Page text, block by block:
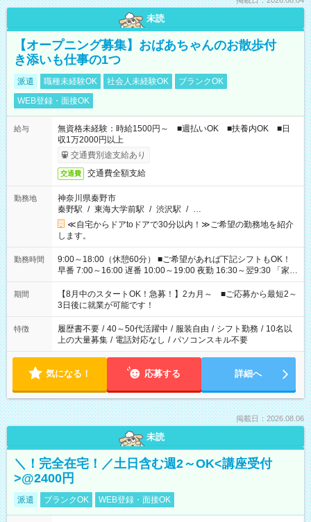
未読
【オープニング募集】おばあちゃんのお散歩付
き添いも仕事の1つ
派遣 職種未経験OK 社会人未経験OK
ブランクOK
WEB登録・面接OK
給与
無資格未経験：時給1500円～ ■週払いOK ■扶養内OK ■日
収1万2000円以上
交通費別途支給あり
交通費 交通費全額支給
勤務地
神奈川県秦野市
秦野駅 / 東海大学前駅 / 渋沢駅 / …
≪自宅からドアtoドアで30分以内！≫ご希望の勤務地を紹介
します。
勤務時間
9:00～18:00（休憩60分） ■ご希望があれば下記シフトもOK！
早番 7:00～16:00 遅番 10:00～19:00 夜勤 16:30～翌9:30 「家族
と休みを合わせたい」 「余裕を持って夕飯の準備がしたい」
「できれば残業はしたくない」 など、ご希望を教えてください
ね。 ※Wワーク希望の方へ 今ご覧のお仕事で希望する勤務時間
と、もう1つのお仕事の勤務時間。 合計で週40時間を超える場
合は応募できません。
期間
【8月中のスタートOK！急募！】2カ月～ ■ご応募から最短2～
3日後に就業が可能です！
特徴 履歴書不要 / 40～50代活躍中 / 服装自由 / シフト勤務 / 10名以
上の大量募集 / 電話対応なし / パソコンスキル不要
気になる！ 応募する 詳細へ
掲載日：2026.08.06
未読
＼！完全在宅！／土日含む週2～OK<講座受付
>@2400円
派遣 ブランクOK WEB登録・面接OK